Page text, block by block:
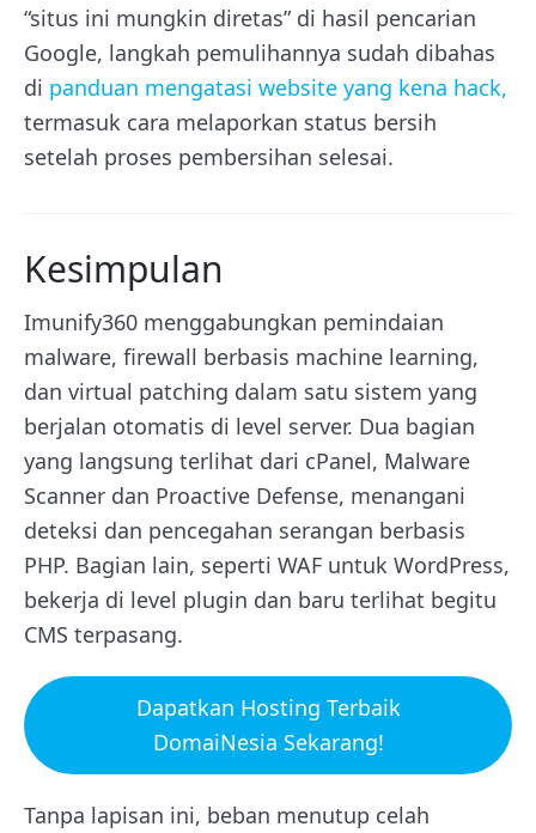
“situs ini mungkin diretas” di hasil pencarian
Google, langkah pemulihannya sudah dibahas
di panduan mengatasi website yang kena hack,
termasuk cara melaporkan status bersih
setelah proses pembersihan selesai.
Kesimpulan
Imunify360 menggabungkan pemindaian
malware, firewall berbasis machine learning,
dan virtual patching dalam satu sistem yang
berjalan otomatis di level server. Dua bagian
yang langsung terlihat dari cPanel, Malware
Scanner dan Proactive Defense, menangani
deteksi dan pencegahan serangan berbasis
PHP. Bagian lain, seperti WAF untuk WordPress,
bekerja di level plugin dan baru terlihat begitu
CMS terpasang.
Dapatkan Hosting Terbaik
DomaiNesia Sekarang!
Tanpa lapisan ini, beban menutup celah